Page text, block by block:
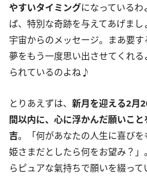
やすいタイミングになっている
ば、特別な奇跡を与えてあげま
宇宙からのメッセージ。まあ要
夢をもう一度思い出させてくれ
られているのよね♪
とりあえずは、 新月を迎える2月
間以内に、 心に浮かんだ願いこと
吉。「何があなたの人生に喜び
姫さまだとしたら何をお望み？
らピュアな氣持ちで願いを綴っ